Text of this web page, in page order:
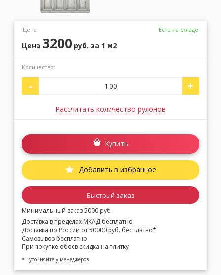
Цена Есть на складе
Цена 3200 руб. за 1 м2
Количество:
- +
Рассчитать количество рулонов
Купить
Добавить в избранное
Быстрый заказ
Минимальный заказ 5000 руб.
Доставка в пределах МКАД бесплатно
Доставка по России от 50000 руб. бесплатно*
Самовывоз бесплатно
При покупке обоев скидка на плитку
* - уточняйте у менеджеров